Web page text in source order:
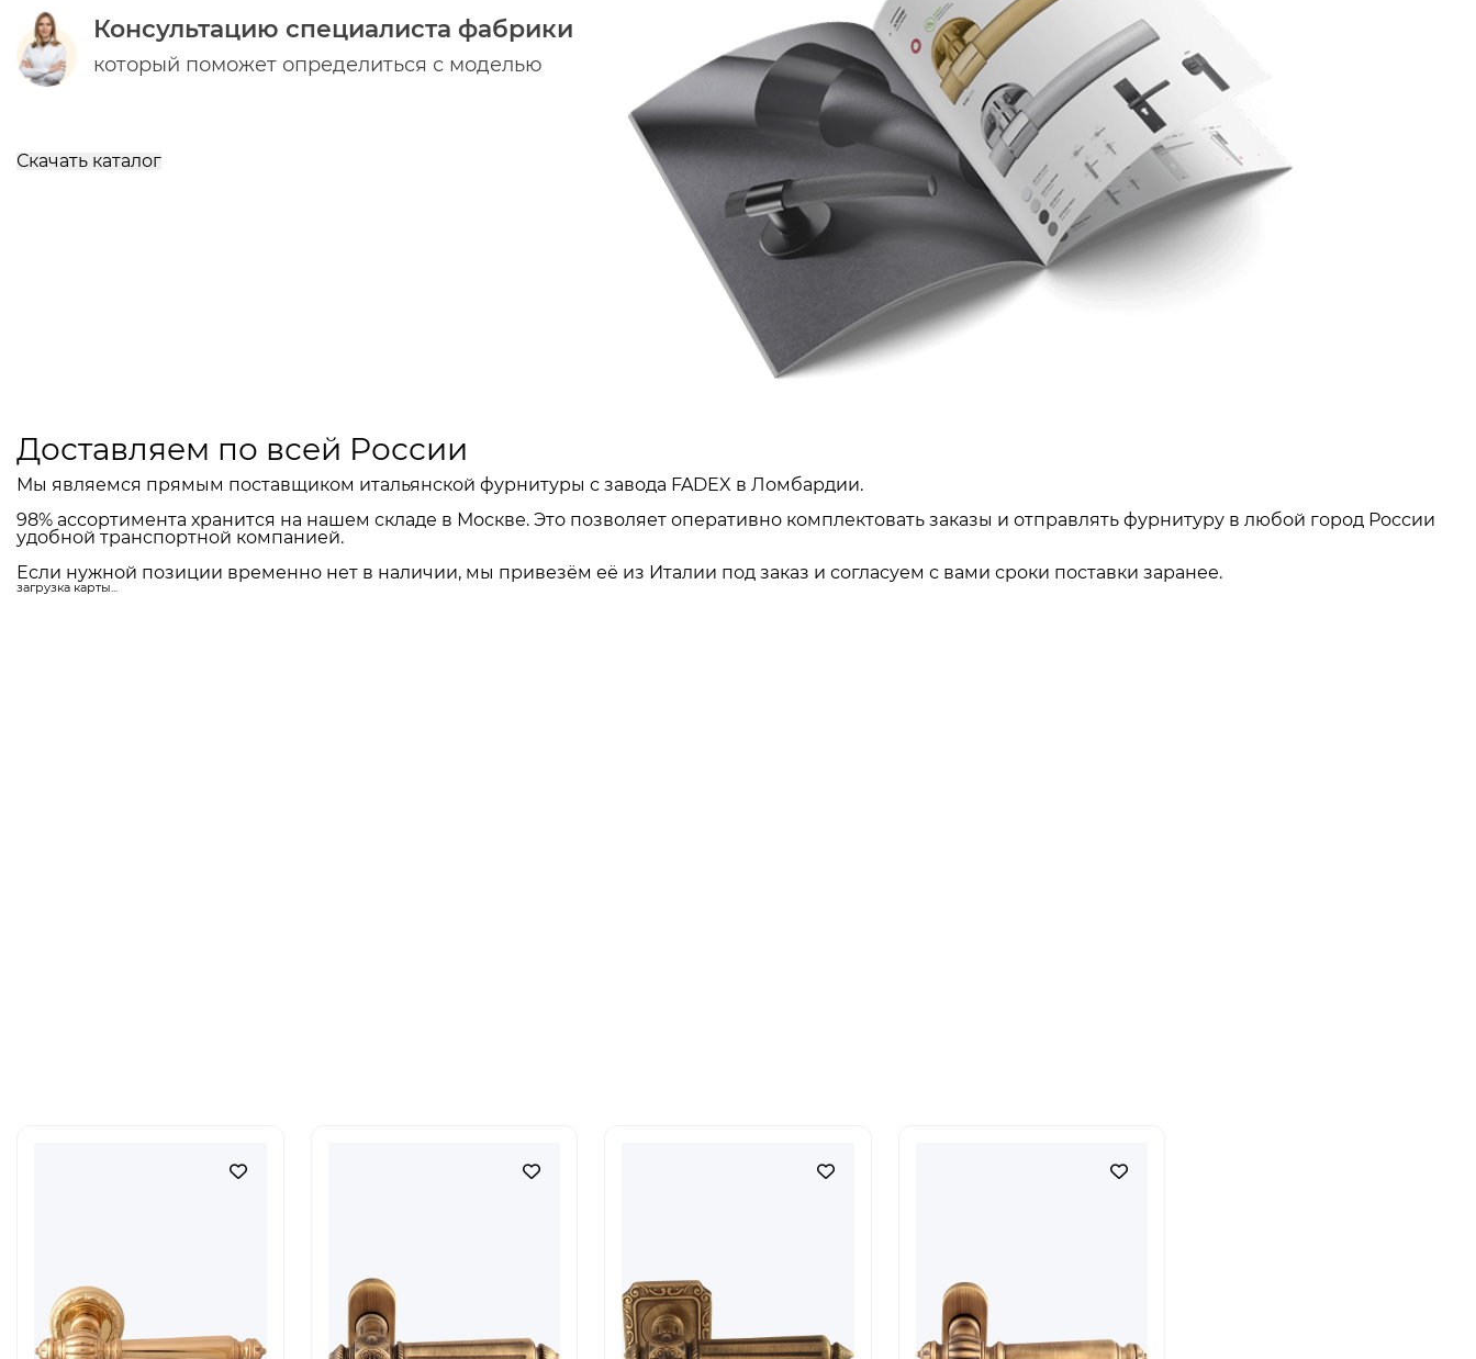
Консультацию специалиста фабрики
который поможет определиться с моделью
Скачать каталог
Доставляем по всей России
Мы являемся прямым поставщиком итальянской фурнитуры с завода FADEX в Ломбардии.
98% ассортимента хранится на нашем складе в Москве. Это позволяет оперативно комплектовать заказы и отправлять фурнитуру в любой город России
удобной транспортной компанией.
Если нужной позиции временно нет в наличии, мы привезём её из Италии под заказ и согласуем с вами сроки поставки заранее.
загрузка карты...